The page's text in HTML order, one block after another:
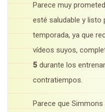
Parece muy
esté saludable y listo
temporada, ya que
vídeos suyos,
5 durante los
contratiempos.
Parece que Simmons